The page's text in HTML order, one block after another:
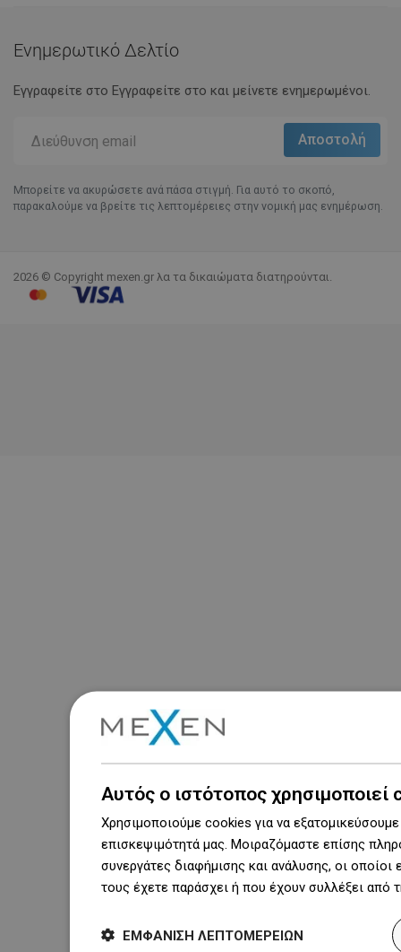
Ενημερωτικό Δελτίο
Εγγραφείτε στο Eγγραφείτε στο και μείνετε ενημερωμένοι.
Μπορείτε να ακυρώσετε ανά πάσα στιγμή. Για αυτό το σκοπό,
παρακαλούμε να βρείτε τις λεπτομέρειες στην νομική μας ενημέρωση.
2026 © Copyright mexen.gr λα τα δικαιώματα διατηρούνται.
Αυτός ο ιστότοπος χρησιμοποιεί
Χρησιμοποιούμε cookies για να
επισκεψιμότητά μας. Μοιραζόμαστε επίσης
συνεργάτες διαφήμισης και ανάλυσης, οι
τους έχετε παράσχει ή που έχουν συλλέξει
ΕΜΦΆΝΙΣΗ ΛΕΠΤΟΜΕΡΕΙΏΝ